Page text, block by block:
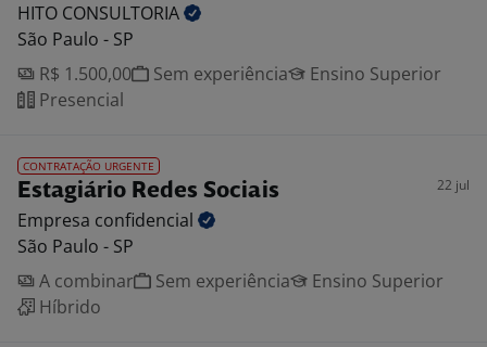
HITO CONSULTORIA
São Paulo - SP
R$ 1.500,00
Sem experiência
Ensino Superior
Presencial
CONTRATAÇÃO URGENTE
Estagiário Redes Sociais 22 jul
Empresa confidencial
São Paulo - SP
A combinar
Sem experiência
Ensino Superior
Híbrido